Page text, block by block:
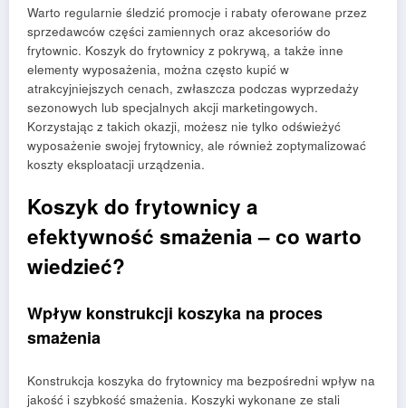
Warto regularnie śledzić promocje i rabaty oferowane przez
sprzedawców części zamiennych oraz akcesoriów do
frytownic. Koszyk do frytownicy z pokrywą, a także inne
elementy wyposażenia, można często kupić w
atrakcyjniejszych cenach, zwłaszcza podczas wyprzedaży
sezonowych lub specjalnych akcji marketingowych.
Korzystając z takich okazji, możesz nie tylko odświeżyć
wyposażenie swojej frytownicy, ale również zoptymalizować
koszty eksploatacji urządzenia.
Koszyk do frytownicy a
efektywność smażenia – co warto
wiedzieć?
Wpływ konstrukcji koszyka na proces
smażenia
Konstrukcja koszyka do frytownicy ma bezpośredni wpływ na
jakość i szybkość smażenia. Koszyki wykonane ze stali